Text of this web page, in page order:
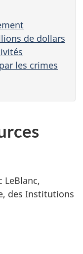
de dollars
les crimes
LeBlanc,
des Institutions